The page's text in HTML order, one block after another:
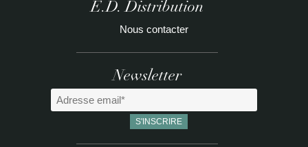
E.D. Distribution
Nous contacter
Newsletter